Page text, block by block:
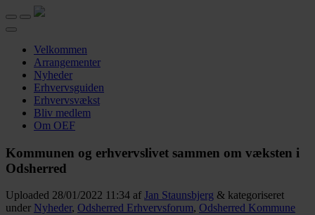
Velkommen
Arrangementer
Nyheder
Erhvervsguiden
Erhvervsvækst
Bliv medlem
Om OEF
Kommunen og erhvervslivet sammen om væksten i
Odsherred
Uploaded 28/01/2022 11:34 af Jan Staunsbjerg & kategoriseret
under Nyheder, Odsherred Erhvervsforum, Odsherred Kommune